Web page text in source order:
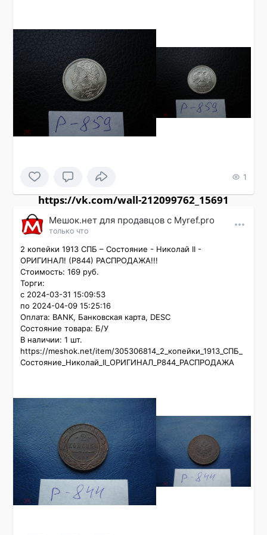
1
https://vk.com/wall-212099762_15691
Мешок.нет для продавцов c Myref.pro
только что
2 копейки 1913 СПБ – Состояние - Николай II -
ОРИГИНАЛ! (P844) РАСПРОДАЖА!!!
Стоимость: 169 руб.
Торги:
с 2024-03-31 15:09:53
по 2024-04-09 15:25:16
Оплата: BANK, Банковская карта, DESC
Состояние товара: Б/У
В наличии: 1 шт.
https://meshok.net/item/305306814_2_копейки_1913_СПБ_
Состояние_Николай_II_ОРИГИНАЛ_P844_РАСПРОДАЖА